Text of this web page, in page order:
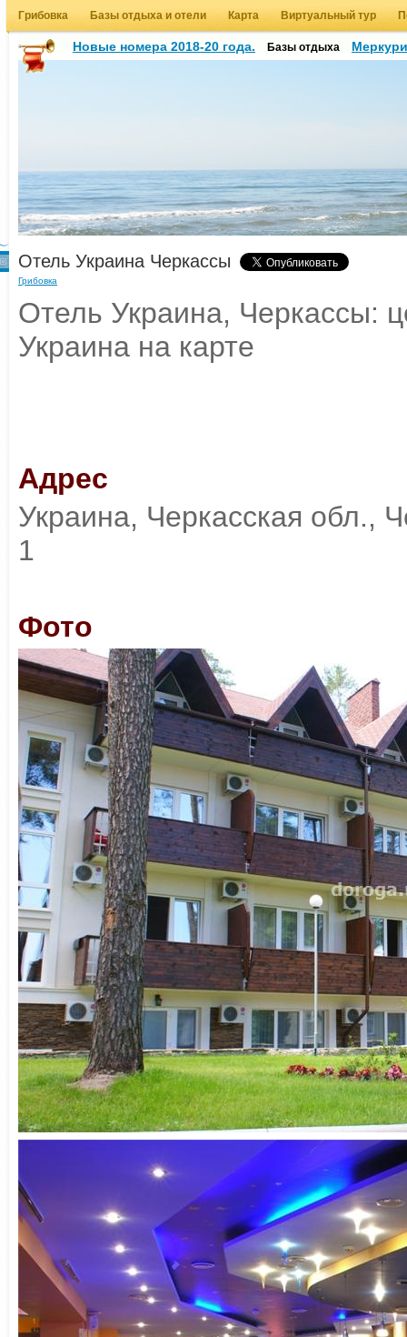
Грибовка Базы отдыха и отели Карта Виртуальный тур
Новые номера 2018-20 года. Базы отдыха
Грибовка
Отель Украина Черкассы
Отель Украина, Черкассы:
Украина на карте
Адрес
Украина, Черкасская обл.,
1
Фото